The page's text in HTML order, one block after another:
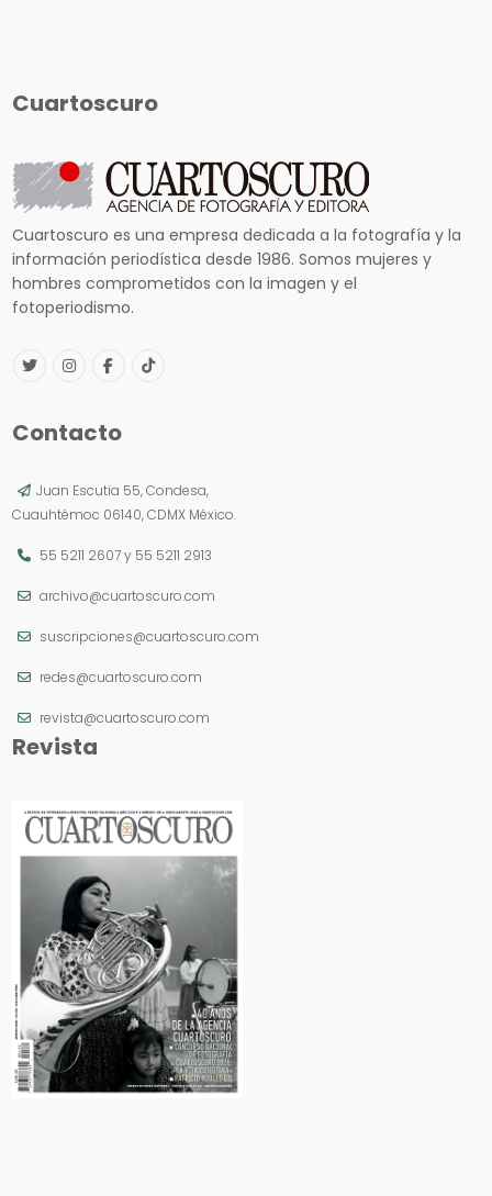
Cuartoscuro
Cuartoscuro es una empresa dedicada a la fotografía y la
información periodística desde 1986. Somos mujeres y
hombres comprometidos con la imagen y el
fotoperiodismo.
Contacto
Juan Escutia 55, Condesa,
Cuauhtémoc 06140, CDMX México.
55 5211 2607y 55 5211 2913
archivo@cuartoscuro.com
suscripciones@cuartoscuro.com
redes@cuartoscuro.com
revista@cuartoscuro.com
Revista